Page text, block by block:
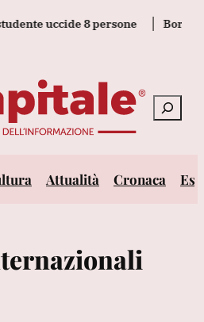
uccide 8 persone Borsa:
Cerca
Attualità Cronaca